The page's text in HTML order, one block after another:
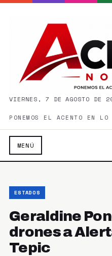
VIERNES, 7 DE AGOSTO DE
PONEMOS EL ACENTO EN LO
MENÚ
ESTADOS
Geraldine
drones a
Tepic